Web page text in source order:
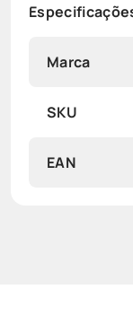
Marca
SKU
EAN